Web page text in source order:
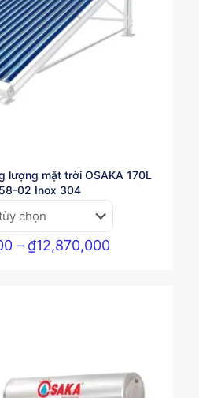
lượng mặt trời OSAKA 170L
02 Inox 304
– ₫12,870,000Khoảng